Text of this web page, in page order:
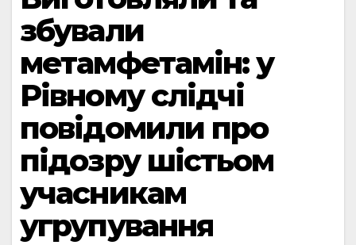
збували
метамфетамін: у
Рівному слідчі
повідомили про
підозру шістьом
учасникам
угрупування